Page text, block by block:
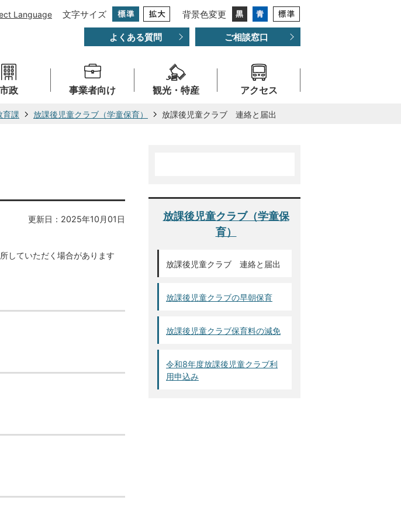
Language 文字サイズ 背景色変更
よくある質問 ご相談窓口
市政 事業者向け 観光・特産 アクセス
育課 放課後児童クラブ（学童保育） 放課後児童クラブ 連絡と届出
更新日：2025年10月01日
していただく場合があります
放課後児童クラブ（学童保
育）
放課後児童クラブ 連絡と届出
放課後児童クラブの早朝保育
放課後児童クラブ保育料の減免
令和8年度放課後児童クラブ利
用申込み